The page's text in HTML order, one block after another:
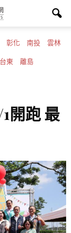
彰化 南投 雲林
台東 離島
開跑 最